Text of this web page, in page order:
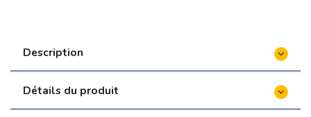
Description
Détails du produit